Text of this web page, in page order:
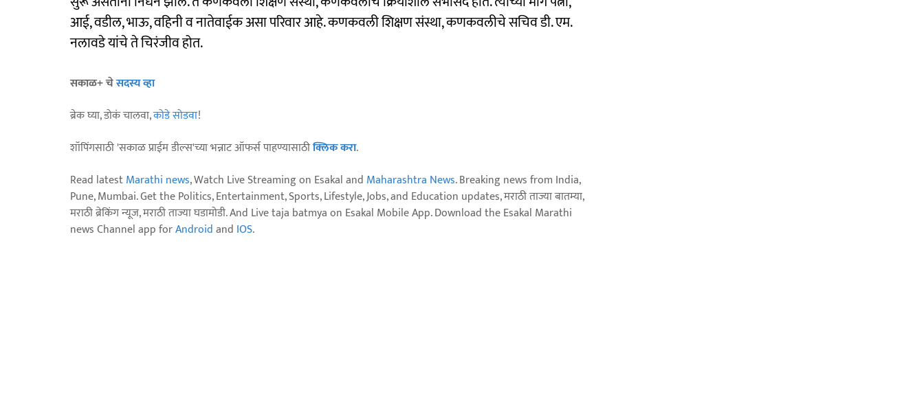
आई, वडील, भाऊ, वहिनी व नातेवाईक असा परिवार आहे. कणकवली शिक्षण संस्था, कणकवलीचे सचिव डी. एम.
नलावडे यांचे ते चिरंजीव होत.
सकाळ+ चेसदस्य व्हा
ब्रेक घ्या, डोकं चालवा,कोडे सोडवा!
शॉपिंगसाठी 'सकाळ प्राईम डील्स'च्या भन्नाट ऑफर्स पाहण्यासाठीक्लिक करा.
Read latestMarathi news, Watch Live Streaming on Esakal and Maharashtra News. Breaking news from India,
Pune, Mumbai. Get the Politics, Entertainment, Sports, Lifestyle, Jobs, and Education updates, मराठी ताज्या बातम्या,
मराठी ब्रेकिंग न्यूज, मराठी ताज्या घडामोडी. And Live taja batmya on Esakal Mobile App. Download the Esakal Marathi
news Channel app forAndroidand IOS.